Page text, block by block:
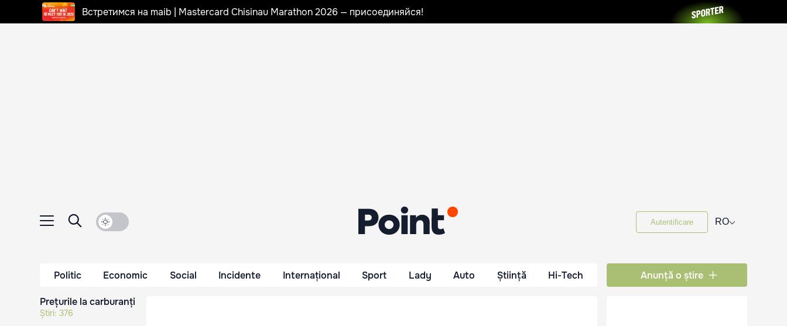
Встретимся на maib | Mastercard Chisinau Marathon 2026 — присоединяйся!
Autentificare RO⌵
Politic Economic Social Incidente Internațional Sport Lady Auto Știință Hi-Tech Anunță o știre
Prețurile la carburanți
Știri: 376